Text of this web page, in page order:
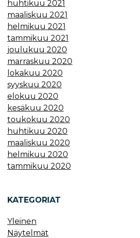
huhtikuu 2021
maaliskuu 2021
helmikuu 2021
tammikuu 2021
joulukuu 2020
marraskuu 2020
lokakuu 2020
syyskuu 2020
elokuu 2020
kesäkuu 2020
toukokuu 2020
huhtikuu 2020
maaliskuu 2020
helmikuu 2020
tammikuu 2020
KATEGORIAT
Yleinen
Näytelmät